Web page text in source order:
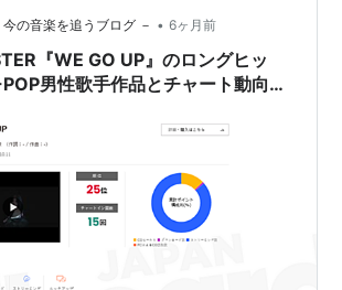
の音楽を追うブログ － • 6ヶ月前
『WE GO UP』のロングヒッ
男性歌手作品とチャート動向が